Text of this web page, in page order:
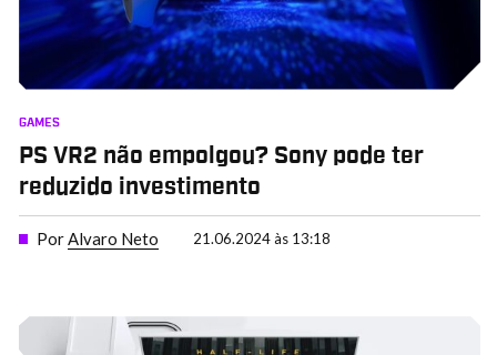
GAMES
PS VR2 não empolgou? Sony pode ter
reduzido investimento
PorAlvaro Neto 21.06.2024 às 13:18